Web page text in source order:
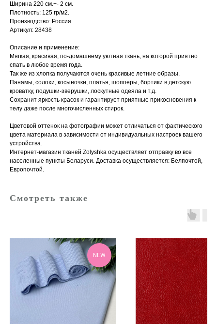
Ширина 220 см.+- 2 см.
Плотность: 125 гр/м2.
Производство: Россия.
Артикул: 28438
Описание и применение:
Мягкая, красивая, по-домашнему уютная ткань, на которой приятно
спать в любое время года.
Так же из хлопка получаются очень красивые летние образы.
Панамы, солохи, косыночки, платья, шопперы, бортики в детскую
кроватку, подушки-зверушки, лоскутные одеяла и т.д.
Сохранит яркость красок и гарантирует приятные прикосновения к
телу даже после многочисленных стирок.
Цветовой оттенок на фотографии может отличаться от фактического
цвета материала в зависимости от индивидуальных настроек вашего
устройства.
Интернет-магазин тканей Zolyshka осуществляет отправку во все
населенные пункты Беларуси. Доставка осуществляется: Белпочтой,
Европочтой.
Смотреть также
NEW